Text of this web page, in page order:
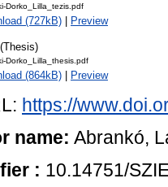
Dorko_Lilla_tezis.pdf
(727kB) Preview
Dorko_Lilla_thesis.pdf
(864kB) Preview
https://
name: Abrankó,
: 10.14751/